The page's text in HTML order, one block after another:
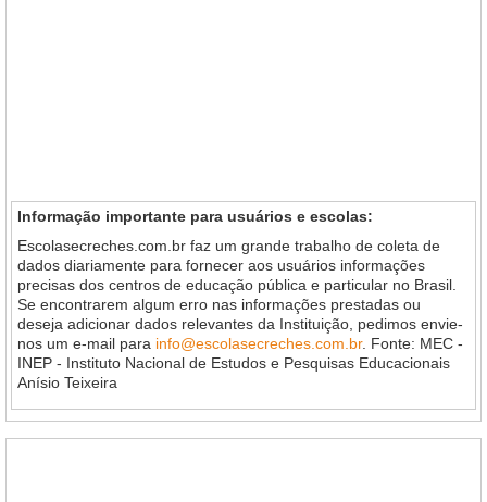
Informação importante para usuários e escolas:
Escolasecreches.com.br faz um grande trabalho de coleta de
dados diariamente para fornecer aos usuários informações
precisas dos centros de educação pública e particular no Brasil.
Se encontrarem algum erro nas informações prestadas ou
deseja adicionar dados relevantes da Instituição, pedimos envie-
nos um e-mail para info@escolasecreches.com.br. Fonte: MEC -
INEP - Instituto Nacional de Estudos e Pesquisas Educacionais
Anísio Teixeira